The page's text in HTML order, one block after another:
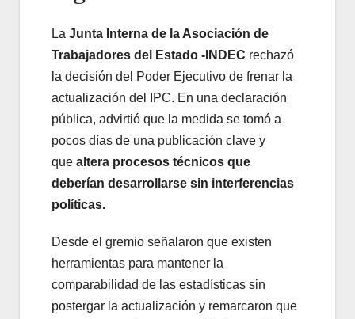
La Junta Interna de la Asociación de
Trabajadores del Estado -INDEC rechazó
la decisión del Poder Ejecutivo de frenar la
actualización del IPC. En una declaración
pública, advirtió que la medida se tomó a
pocos días de una publicación clave y
que altera procesos técnicos que
deberían desarrollarse sin interferencias
políticas.
Desde el gremio señalaron que existen
herramientas para mantener la
comparabilidad de las estadísticas sin
postergar la actualización y remarcaron que